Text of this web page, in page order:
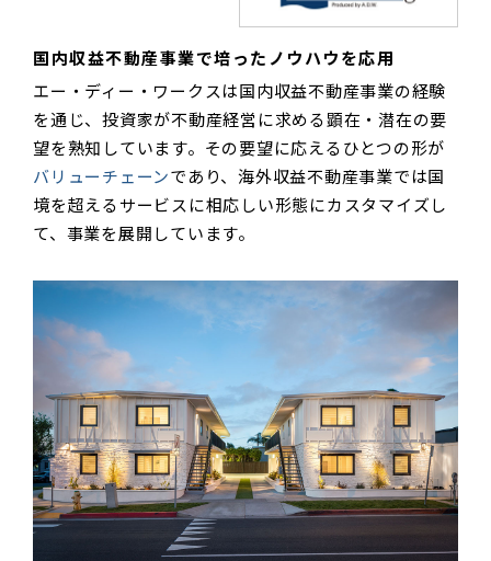
国内収益不動産事業で培ったノウハウを応用
エー・ディー・ワークスは国内収益不動産事業の経験
を通じ、投資家が不動産経営に求める顕在・潜在の要
望を熟知しています。その要望に応えるひとつの形が
バリューチェーンであり、海外収益不動産事業では国
境を超えるサービスに相応しい形態にカスタマイズし
て、事業を展開しています。